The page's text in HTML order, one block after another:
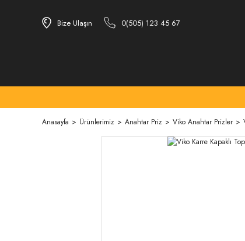
Bize Ulaşın 0(505) 123 45 67
Anasayfa Ürünlerimiz Anahtar Priz Viko Anahtar Prizler